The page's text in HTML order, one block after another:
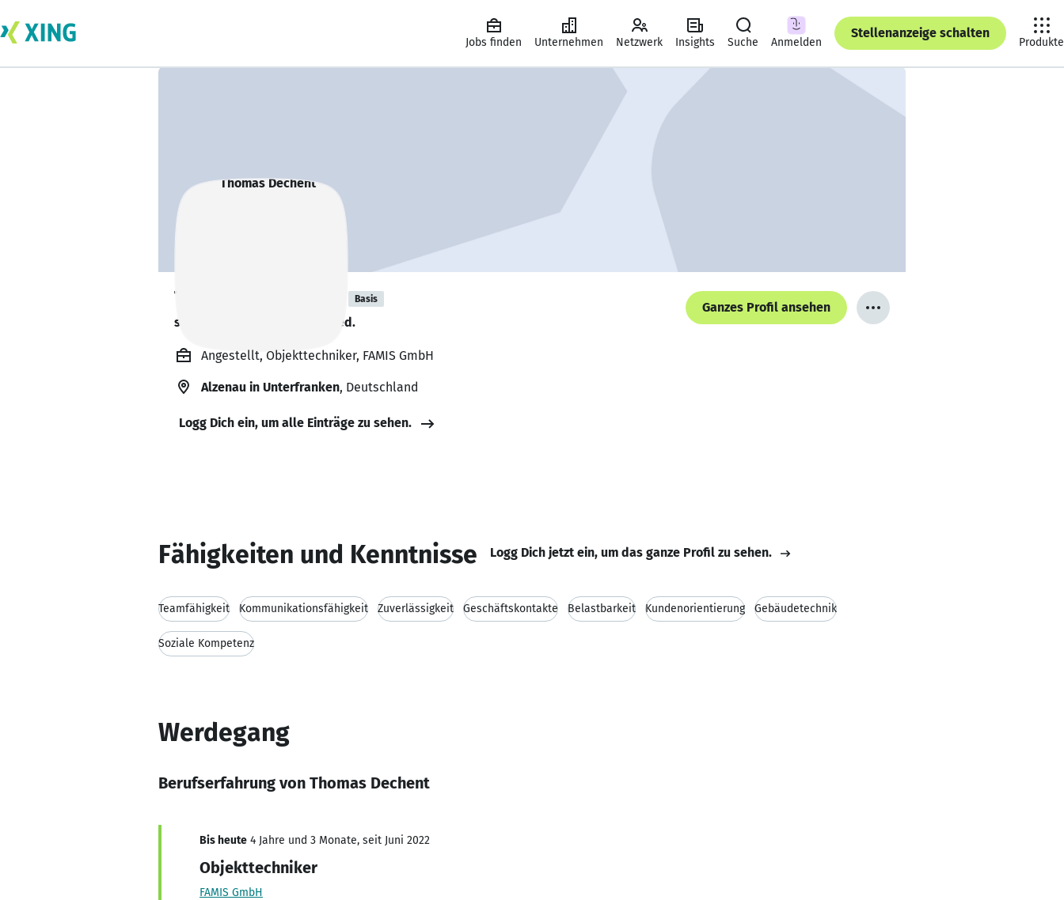
Jobs finden Unternehmen Netzwerk Insights Suche Anmelden
Stellenanzeige schalten
Produkte
Thomas Dechent Basis
sucht ein neues Team-Mitglied.
Ganzes Profil ansehen
Angestellt, Objekttechniker, FAMIS GmbH
Alzenau in Unterfranken, Deutschland
Logg Dich ein, um alle Einträge zu sehen.
Fähigkeiten und Kenntnisse Logg Dich jetzt ein, um das ganze Profil zu sehen.
Teamfähigkeit Kommunikationsfähigkeit Zuverlässigkeit Geschäftskontakte Belastbarkeit Kundenorientierung Gebäudetechnik
Soziale Kompetenz
Werdegang
Berufserfahrung von Thomas Dechent
Bis heute 4 Jahre und 3 Monate, seit Juni 2022
Objekttechniker
FAMIS GmbH